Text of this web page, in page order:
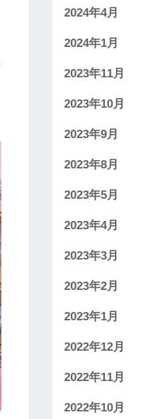
2024年4月
2024年1月
2023年11月
2023年10月
2023年9月
2023年8月
2023年5月
2023年4月
2023年3月
2023年2月
2023年1月
2022年12月
2022年11月
2022年10月